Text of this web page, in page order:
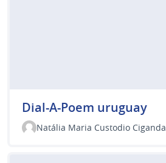
Dial-A-Poem uruguay
Natália Maria Custodio Ciganda